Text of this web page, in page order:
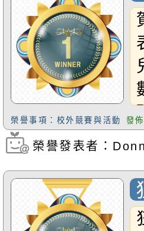
榮譽事項：校外競賽與活動 發
瀏覽次數：326
榮譽發表者：